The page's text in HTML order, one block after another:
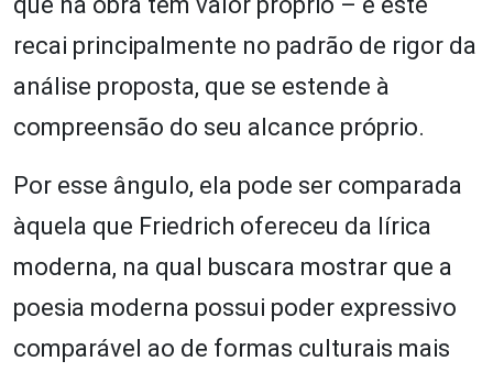
recai principalmente no padrão de rigor da
análise proposta, que se estende à
compreensão do seu alcance próprio.
Por esse ângulo, ela pode ser comparada
àquela que Friedrich ofereceu da lírica
moderna, na qual buscara mostrar que a
poesia moderna possui poder expressivo
comparável ao de formas culturais mais